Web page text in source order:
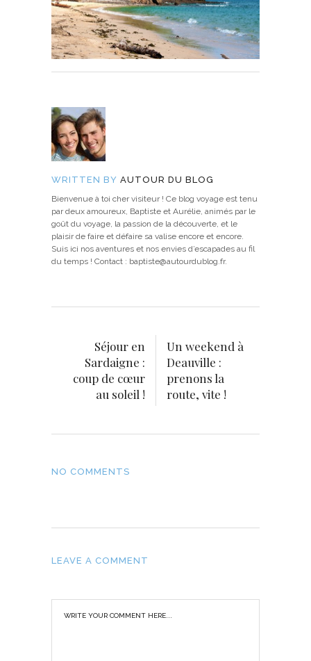
WRITTEN BY AUTOUR DU BLOG
Bienvenue à toi cher visiteur ! Ce blog voyage est tenu
par deux amoureux, Baptiste et Aurélie, animés par le
goût du voyage, la passion de la découverte, et le
plaisir de faire et défaire sa valise encore et encore.
Suis ici nos aventures et nos envies d’escapades au fil
du temps ! Contact : baptiste@autourdublog.fr.
Séjour en
Sardaigne :
coup de cœur
au soleil !
Un weekend à
Deauville :
prenons la
route, vite !
NO COMMENTS
LEAVE A COMMENT